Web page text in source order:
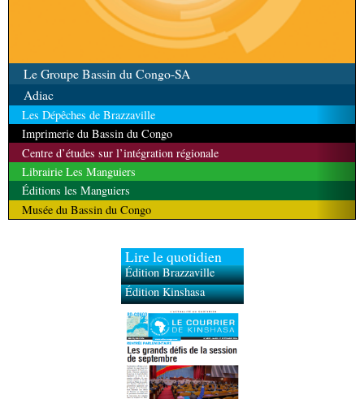
Le Groupe Bassin du Congo-SA
Adiac
Les Dépêches de Brazzaville
Imprimerie du Bassin du Congo
Centre d’études sur l’intégration régionale
Librairie Les Manguiers
Éditions les Manguiers
Musée du Bassin du Congo
Lire le quotidien
Édition Brazzaville
Édition Kinshasa